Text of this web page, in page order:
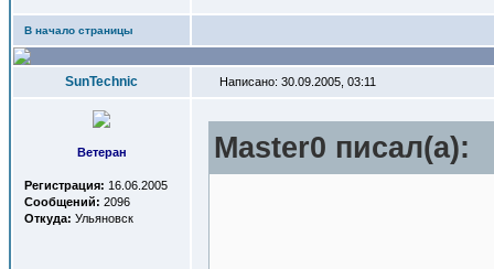
В начало страницы
SunTechnic Написано: 30.09.2005, 03:11
Ветеран
Регистрация: 16.06.2005
Сообщений: 2096
Откуда: Ульяновск
Master0 писал(a):